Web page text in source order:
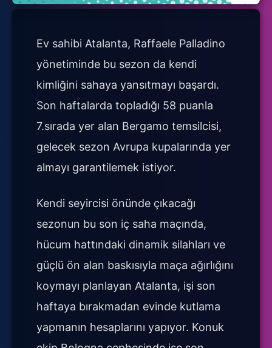
Ev sahibi Atalanta, Raffaele Palladino
yönetiminde bu sezon da kendi
kimliğini sahaya yansıtmayı başardı.
Son haftalarda topladığı 58 puanla
7.sırada yer alan Bergamo temsilcisi,
gelecek sezon Avrupa kupalarında yer
almayı garantilemek istiyor.
Kendi seyircisi önünde çıkacağı
sezonun bu son iç saha maçında,
hücum hattındaki dinamik silahları ve
güçlü ön alan baskısıyla maça ağırlığını
koymayı planlayan Atalanta, işi son
haftaya bırakmadan evinde kutlama
yapmanın hesaplarını yapıyor. Konuk